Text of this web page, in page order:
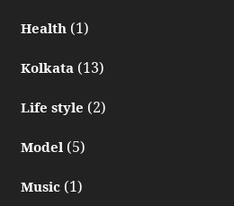
Health(1)
Kolkata(13)
Life style (2)
Model(5)
Music(1)